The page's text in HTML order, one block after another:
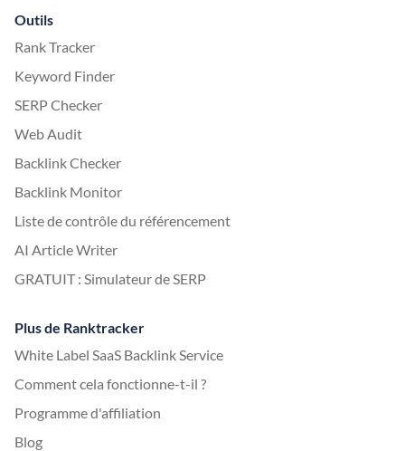
Outils
Rank Tracker
Keyword Finder
SERP Checker
Web Audit
Backlink Checker
Backlink Monitor
Liste de contrôle du référencement
AI Article Writer
GRATUIT : Simulateur de SERP
Plus de Ranktracker
White Label SaaS Backlink Service
Comment cela fonctionne-t-il ?
Programme d'affiliation
Blog